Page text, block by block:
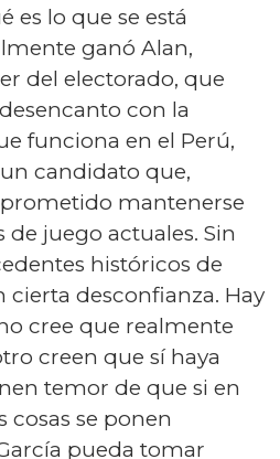
es lo que se está
ganó Alan,
del electorado, que
con la
funciona en el Perú,
candidato que,
mantenerse
juego actuales. Sin
históricos de
cierta desconfianza. Hay
cree que realmente
creen que sí haya
temor de que si en
se ponen
pueda tomar